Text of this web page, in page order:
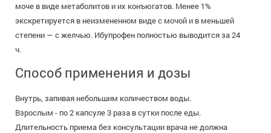
моче в виде метаболитов и их конъюгатов. Менее 1%
экскретируется в неизмененном виде с мочой и в меньшей
степени — с желчью. Ибупрофен полностью выводится за 24
ч.
Способ применения и дозы
Внутрь, запивая небольшим количеством воды.
Взрослым - по 2 капсуле 3 раза в сутки после еды.
Длительность приема без консультации врача не должна